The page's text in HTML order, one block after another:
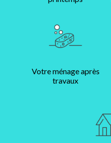
Votre ménage après
travaux